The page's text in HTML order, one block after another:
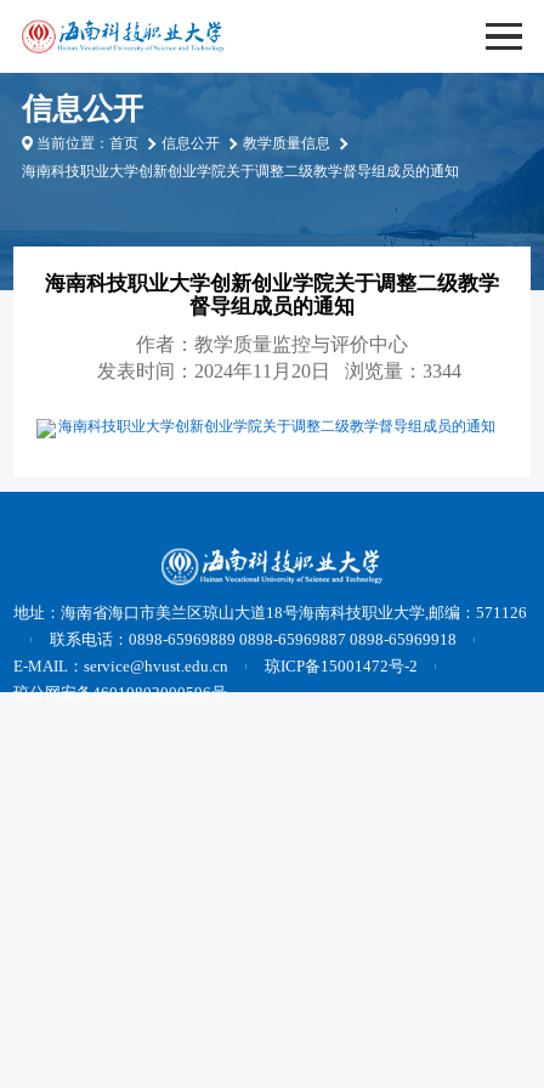
信息公开
当前位置：首页 信息公开
教学质量信息
海南科技职业大学创新创业学院关于调整二级教学督导组成员的通知
海南科技职业大学创新创业学院关于调整二级教学
督导组成员的通知
作者： 教学质量监控与评价中心
发表时间：2024年11月20日
浏览量：3344
海南科技职业大学创新创业学院关于调整二级教学督导组成员的通知
地址：海南省海口市美兰区琼山大道18号海南科技职业大学,邮编：571126
联系电话：0898-65969889 0898-65969887 0898-65969918
E-MAIL：service@hvust.edu.cn
琼ICP备15001472号-2
琼公网安备46010802000596号